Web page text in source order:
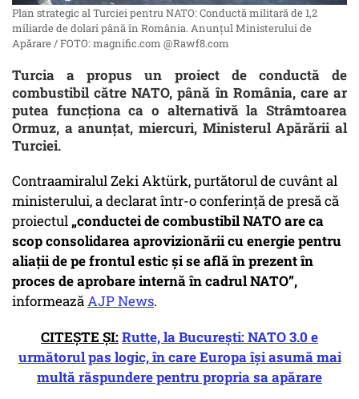
Plan strategic al Turciei pentru NATO: Conductă militară de 1,2
miliarde de dolari până în România. Anunțul Ministerului de
Apărare / FOTO: magnific.com @Rawf8.com
Turcia a propus un proiect de conductă de
combustibil către NATO, până în România, care ar
putea funcționa ca o alternativă la Strâmtoarea
Ormuz, a anunțat, miercuri, Ministerul Apărării al
Turciei.
Contraamiralul Zeki Aktürk, purtătorul de cuvânt al
ministerului, a declarat într-o conferință de presă că
proiectul „conductei de combustibil NATO are ca
scop consolidarea aprovizionării cu energie pentru
aliații de pe frontul estic și se află în prezent în
proces de aprobare internă în cadrul NATO”,
informeazăAJP News.
CITEȘTE ȘI:Rutte, la București: NATO 3.0 e
următorul pas logic, în care Europa își asumă mai
multă răspundere pentru propria sa apărare